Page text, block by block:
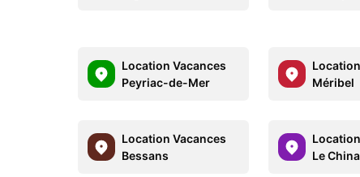
Location Vacances
Peyriac-de-Mer
Méribel
Location Vacances
Bessans
Le